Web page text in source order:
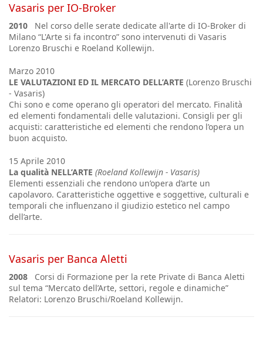
Vasaris per IO-Broker
2010 Nel corso delle serate dedicate all'arte di IO-Broker di
Milano “L'Arte si fa incontro” sono intervenuti di Vasaris
Lorenzo Bruschi e Roeland Kollewijn.
Marzo 2010
LE VALUTAZIONI ED IL MERCATO DELL’ARTE (Lorenzo Bruschi
- Vasaris)
Chi sono e come operano gli operatori del mercato. Finalità
ed elementi fondamentali delle valutazioni. Consigli per gli
acquisti: caratteristiche ed elementi che rendono l’opera un
buon acquisto.
15 Aprile 2010
La qualità NELL’ARTE (Roeland Kollewijn - Vasaris)
Elementi essenziali che rendono un’opera d’arte un
capolavoro. Caratteristiche oggettive e soggettive, culturali e
temporali che influenzano il giudizio estetico nel campo
dell’arte.
Vasaris per Banca Aletti
2008 Corsi di Formazione per la rete Private di Banca Aletti
sul tema “Mercato dell’Arte, settori, regole e dinamiche”
Relatori: Lorenzo Bruschi/Roeland Kollewijn.